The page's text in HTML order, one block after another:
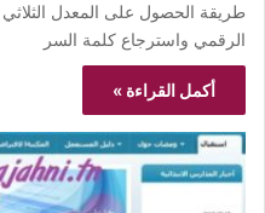
طريقة الحصول على المعدل الثلاثي
الرقمي واسترجاع كلمة السر
أكمل القراءة »